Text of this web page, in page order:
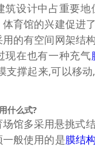
筑设计中占重要地
育馆的兴建促进
的有空间网架结
现在也有一种充气
支撑起来,可以移
什么式?
馆多采用悬挑式
般使用的是膜结构